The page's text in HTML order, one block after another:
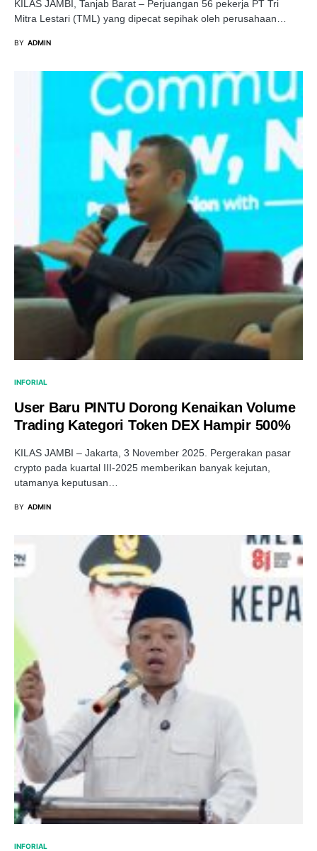
KILAS JAMBI, Tanjab Barat – Perjuangan 56 pekerja PT Tri
Mitra Lestari (TML) yang dipecat sepihak oleh perusahaan…
BY ADMIN
INFORIAL
User Baru PINTU Dorong Kenaikan Volume
Trading Kategori Token DEX Hampir 500%
KILAS JAMBI – Jakarta, 3 November 2025. Pergerakan pasar
crypto pada kuartal III-2025 memberikan banyak kejutan,
utamanya keputusan…
BY ADMIN
INFORIAL